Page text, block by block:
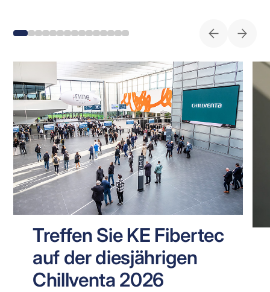
Treffen Sie KE Fibertec
auf der diesjährigen
Chillventa 2026